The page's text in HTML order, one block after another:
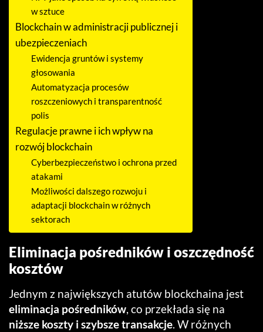
w sztuce
Blockchain w administracji publicznej i
ubezpieczeniach
Ewidencja gruntów i systemy
głosowania
Automatyzacja procesów
roszczeniowych i transparentność
polis
Regulacje prawne i ich wpływ na
rozwój blockchain
Cyberbezpieczeństwo i ochrona przed
atakami
Możliwości dalszego rozwoju i
adaptacji blockchain w różnych
sektorach
Eliminacja pośredników i oszczędność
kosztów
Jednym z największych atutów blockchaina jest
eliminacja pośredników, co przekłada się na
niższe koszty i szybsze transakcje. W różnych